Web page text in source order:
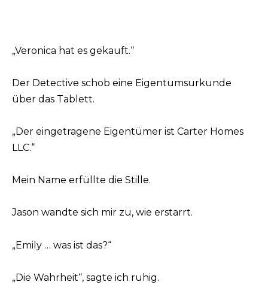
„Veronica hat es gekauft.“
Der Detective schob eine Eigentumsurkunde
über das Tablett.
„Der eingetragene Eigentümer ist Carter Homes
LLC.“
Mein Name erfüllte die Stille.
Jason wandte sich mir zu, wie erstarrt.
„Emily … was ist das?“
„Die Wahrheit“, sagte ich ruhig.